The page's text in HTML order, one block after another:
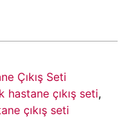
Çıkış Seti
hastane çıkış seti,
çıkış seti